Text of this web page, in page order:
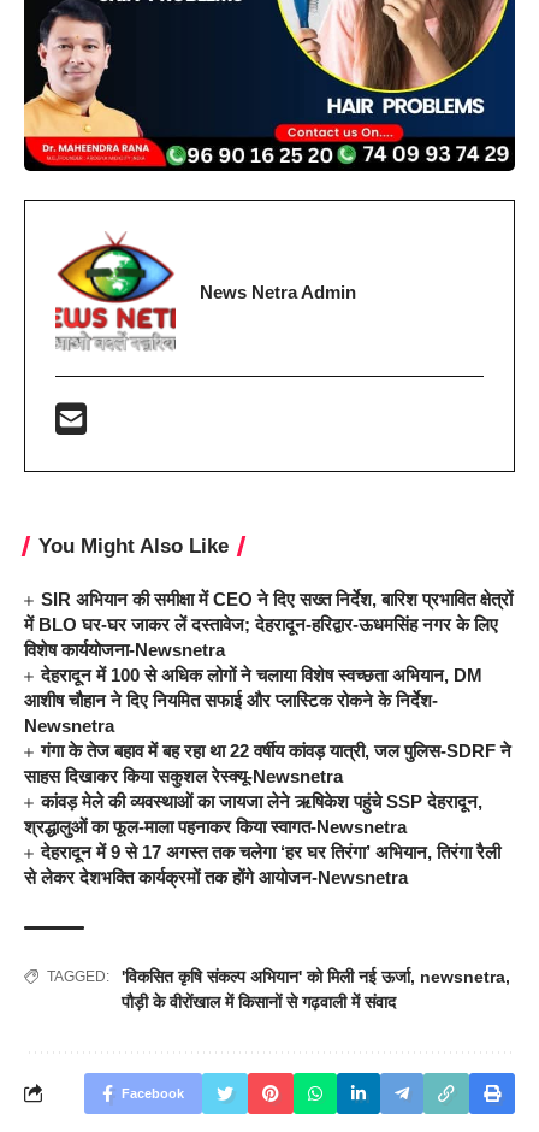
News Netra Admin
You Might Also Like
SIR अभियान की समीक्षा में CEO ने दिए सख्त निर्देश, बारिश प्रभावित क्षेत्रों
में BLO घर-घर जाकर लें दस्तावेज; देहरादून-हरिद्वार-ऊधमसिंह नगर के लिए
विशेष कार्ययोजना-Newsnetra
देहरादून में 100 से अधिक लोगों ने चलाया विशेष स्वच्छता अभियान, DM
आशीष चौहान ने दिए नियमित सफाई और प्लास्टिक रोकने के निर्देश-
Newsnetra
गंगा के तेज बहाव में बह रहा था 22 वर्षीय कांवड़ यात्री, जल पुलिस-SDRF ने
साहस दिखाकर किया सकुशल रेस्क्यू-Newsnetra
कांवड़ मेले की व्यवस्थाओं का जायजा लेने ऋषिकेश पहुंचे SSP देहरादून,
श्रद्धालुओं का फूल-माला पहनाकर किया स्वागत-Newsnetra
देहरादून में 9 से 17 अगस्त तक चलेगा ‘हर घर तिरंगा’ अभियान, तिरंगा रैली
से लेकर देशभक्ति कार्यक्रमों तक होंगे आयोजन-Newsnetra
TAGGED: 'विकसित कृषि संकल्प अभियान' को मिली नई ऊर्जा, newsnetra,
पौड़ी के वीरोंखाल में किसानों से गढ़वाली में संवाद
Facebook